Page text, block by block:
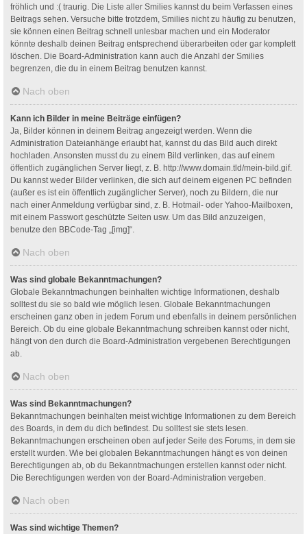
fröhlich und :( traurig. Die Liste aller Smilies kannst du beim Verfassen eines
Beitrags sehen. Versuche bitte trotzdem, Smilies nicht zu häufig zu benutzen,
sie können einen Beitrag schnell unlesbar machen und ein Moderator
könnte deshalb deinen Beitrag entsprechend überarbeiten oder gar komplett
löschen. Die Board-Administration kann auch die Anzahl der Smilies
begrenzen, die du in einem Beitrag benutzen kannst.
Nach oben
Kann ich Bilder in meine Beiträge einfügen?
Ja, Bilder können in deinem Beitrag angezeigt werden. Wenn die
Administration Dateianhänge erlaubt hat, kannst du das Bild auch direkt
hochladen. Ansonsten musst du zu einem Bild verlinken, das auf einem
öffentlich zugänglichen Server liegt, z. B. http://www.domain.tld/mein-bild.gif.
Du kannst weder Bilder verlinken, die sich auf deinem eigenen PC befinden
(außer es ist ein öffentlich zugänglicher Server), noch zu Bildern, die nur
nach einer Anmeldung verfügbar sind, z. B. Hotmail- oder Yahoo-Mailboxen,
mit einem Passwort geschützte Seiten usw. Um das Bild anzuzeigen,
benutze den BBCode-Tag „[img]“.
Nach oben
Was sind globale Bekanntmachungen?
Globale Bekanntmachungen beinhalten wichtige Informationen, deshalb
solltest du sie so bald wie möglich lesen. Globale Bekanntmachungen
erscheinen ganz oben in jedem Forum und ebenfalls in deinem persönlichen
Bereich. Ob du eine globale Bekanntmachung schreiben kannst oder nicht,
hängt von den durch die Board-Administration vergebenen Berechtigungen
ab.
Nach oben
Was sind Bekanntmachungen?
Bekanntmachungen beinhalten meist wichtige Informationen zu dem Bereich
des Boards, in dem du dich befindest. Du solltest sie stets lesen.
Bekanntmachungen erscheinen oben auf jeder Seite des Forums, in dem sie
erstellt wurden. Wie bei globalen Bekanntmachungen hängt es von deinen
Berechtigungen ab, ob du Bekanntmachungen erstellen kannst oder nicht.
Die Berechtigungen werden von der Board-Administration vergeben.
Nach oben
Was sind wichtige Themen?